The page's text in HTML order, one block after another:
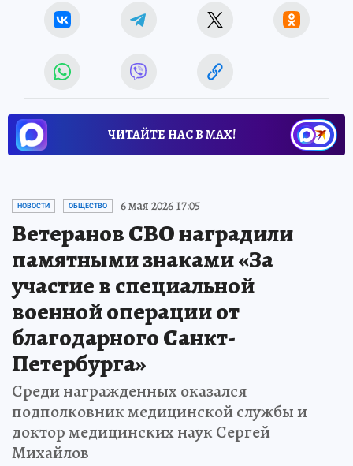
ЧИТАЙТЕ НАС В МАХ!
НОВОСТИ ОБЩЕСТВО 6 мая 2026 17:05
Ветеранов СВО наградили
памятными знаками «За
участие в специальной
военной операции от
благодарного Санкт-
Петербурга»
Среди награжденных оказался
подполковник медицинской службы и
доктор медицинских наук Сергей
Михайлов